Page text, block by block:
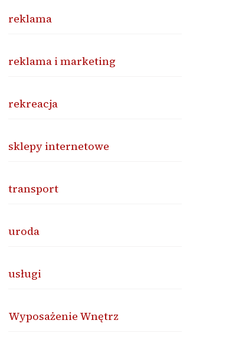
reklama
reklama i marketing
rekreacja
sklepy internetowe
transport
uroda
usługi
Wyposażenie Wnętrz